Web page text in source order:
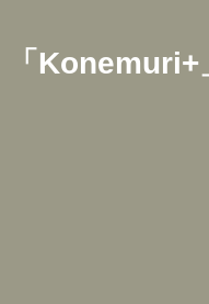
「 Konemuri+